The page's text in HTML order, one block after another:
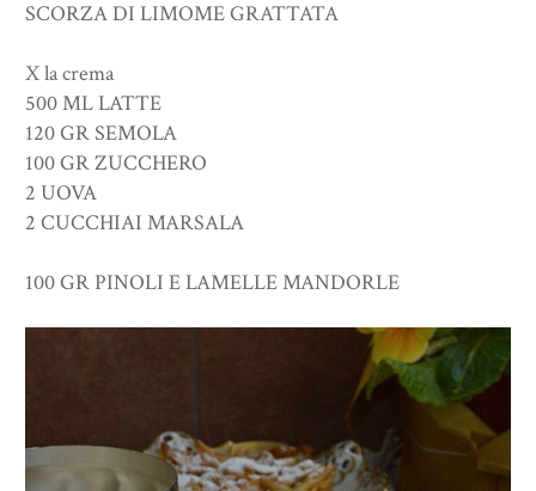
SCORZA DI LIMOME GRATTATA
X la crema
500 ML LATTE
120 GR SEMOLA
100 GR ZUCCHERO
2 UOVA
2 CUCCHIAI MARSALA
100 GR PINOLI E LAMELLE MANDORLE